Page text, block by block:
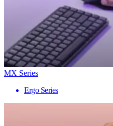
MX Series
Ergo Series